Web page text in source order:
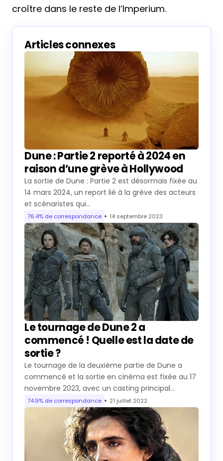
croître dans le reste de l’Imperium.
Articles connexes
Dune : Partie 2 reporté à 2024 en
raison d’une grève à Hollywood
La sortie de Dune : Partie 2 est désormais fixée au
14 mars 2024, un report lié à la grève des acteurs
et scénaristes qui…
76.4% de correspondance 14 septembre 2023
Le tournage de Dune 2 a
commencé ! Quelle est la date de
sortie ?
Le tournage de la deuxième partie de Dune a
commencé et la sortie en cinéma est fixée au 17
novembre 2023, avec un casting principal…
74.9% de correspondance 21 juillet 2022